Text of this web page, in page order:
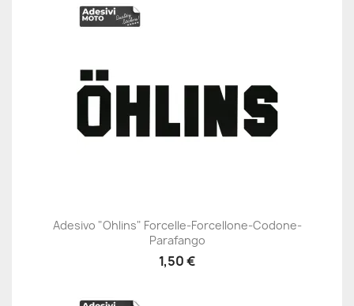
Adesivo "Ohlins" Forcelle-Forcellone-Codone-
Parafango
1,50 €